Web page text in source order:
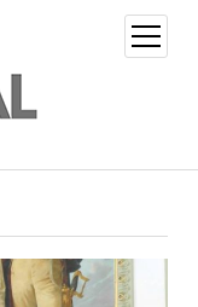
open
menu